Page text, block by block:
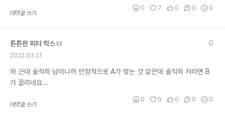
대댓글 쓰기
0 7 0 0 0
튼튼한 피터 힉스
2022.03.21
와 근데 솔직히 남이니까 안정적으로 A가 맞는 것 같은데 솔직히 저라면 B
가 끌리네요...
대댓글 쓰기
0 0 0 0 0